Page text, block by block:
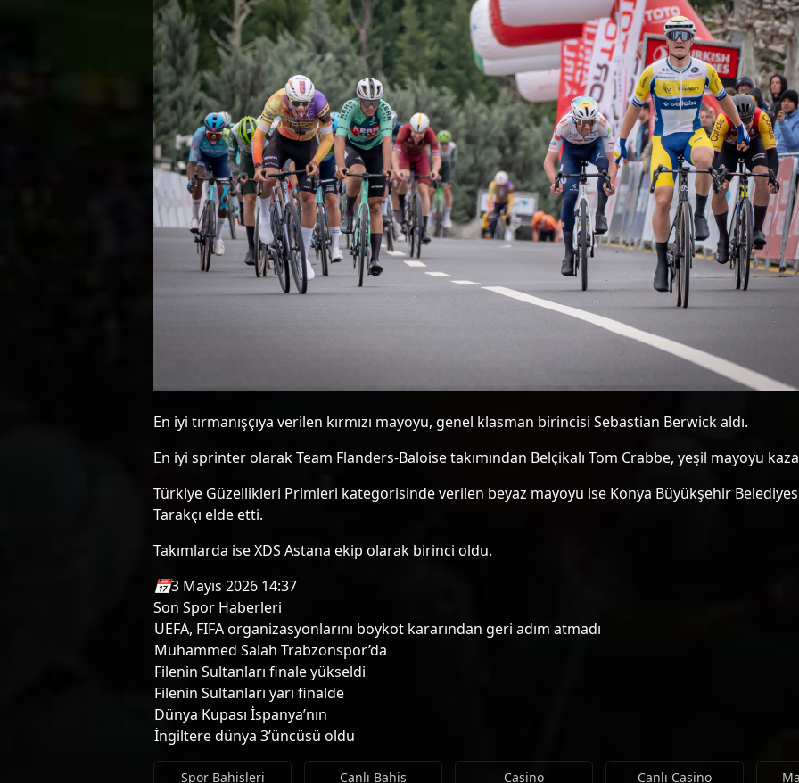
En iyi tırmanışçıya verilen kırmızı mayoyu, genel klasman birincisi Sebastian Berwick aldı.
En iyi sprinter olarak Team Flanders-Baloise takımından Belçikalı Tom Crabbe, yeşil mayoyu
Türkiye Güzellikleri Primleri kategorisinde verilen beyaz mayoyu ise Konya Büyükşehir
Tarakçı elde etti.
Takımlarda ise XDS Astana ekip olarak birinci oldu.
📅3 Mayıs 2026 14:37
Son Spor Haberleri
UEFA, FIFA organizasyonlarını boykot kararından geri adım atmadı
Muhammed Salah Trabzonspor’da
Filenin Sultanları finale yükseldi
Filenin Sultanları yarı finalde
Dünya Kupası İspanya’nın
İngiltere dünya 3’üncüsü oldu
Spor Bahisleri Canlı Bahis Casino Canlı Casino